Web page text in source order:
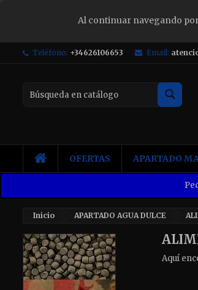
Al continuar navegando por
Teléfono: +34626106653 Email:
INICIOOFERTAS APARTADO
Inicio APARTADO AGUA DULCE
Aquí